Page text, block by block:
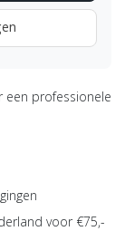
een professionele
voor €75,-